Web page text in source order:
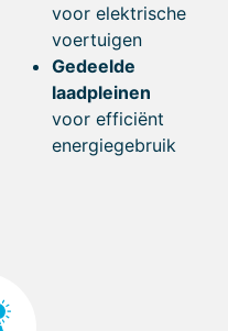
voor elektrische
voertuigen
Gedeelde
laadpleinen
voor efficiënt
energiegebruik